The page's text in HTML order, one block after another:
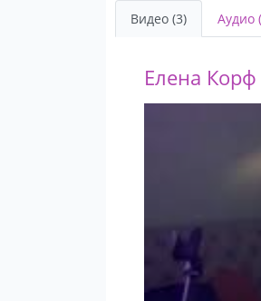
Видео (3) Аудио
Елена